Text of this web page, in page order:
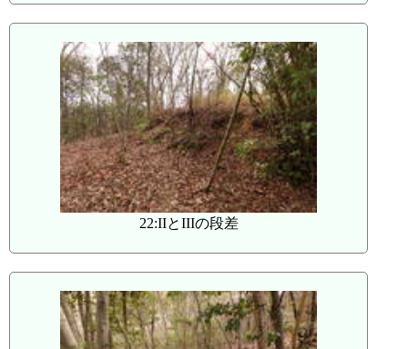
22:IIとIIIの段差